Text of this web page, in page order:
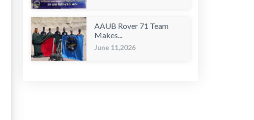
AAUB Rover 71 Team
Makes...
June 11,2026